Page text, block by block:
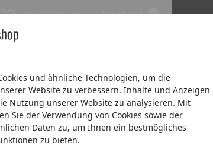
und ähnliche Technologien, um die
Website zu verbessern, Inhalte und Anzeigen
Nutzung unserer Website zu analysieren. Mit
Sie der Verwendung von Cookies sowie der
Daten zu, um Ihnen ein bestmögliches
zu bieten.
Montage-Teams
Mo-Fr. 8-16 Uhr Kontakt
Gartenhäuser Expresslieferung